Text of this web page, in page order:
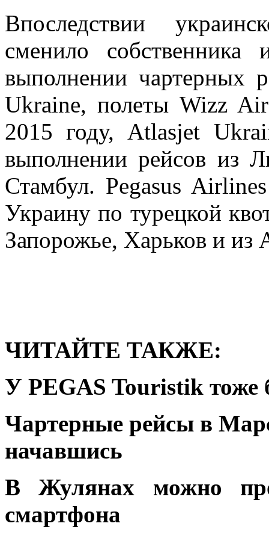
Впоследствии
сменило собственника
выполнении чартерных
Ukraine, полеты Wizz
2015 году, Atlasjet
выполнении рейсов из
Стамбул. Pegasus
Украину по турецкой
Запорожье, Харьков и из
ЧИТАЙТЕ ТАКЖЕ:
У PEGAS Touristik тоже
Чартерные рейсы в
начавшись
В Жулянах можно
смартфона